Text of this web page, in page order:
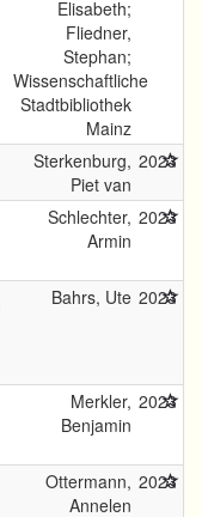
Elisabeth;
Fliedner,
Stephan;
Wissenschaftliche
Stadtbibliothek
Mainz
Sterkenburg,
Piet van
2023
Schlechter,
Armin
2023
Bahrs, Ute 2023
Merkler,
Benjamin
2023
Ottermann,
Annelen
2023